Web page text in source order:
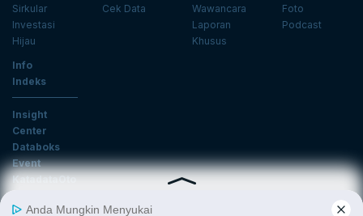
Sirkular
Investasi
Hijau
Cek Data
Wawancara
Laporan
Khusus
Foto
Podcast
Info
Indeks
Insight
Center
Databoks
Event
KatadataOto